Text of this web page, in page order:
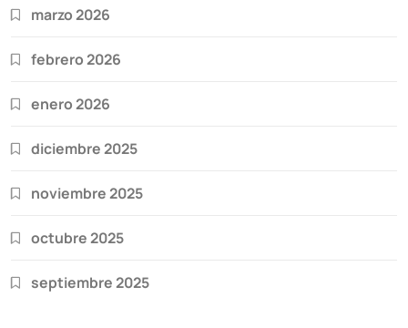
marzo 2026
febrero 2026
enero 2026
diciembre 2025
noviembre 2025
octubre 2025
septiembre 2025